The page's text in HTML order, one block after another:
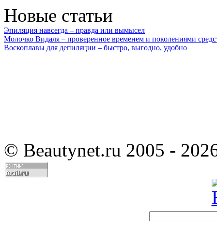
Новые статьи
Эпиляция навсегда – правда или вымысел
Молочко Видаля – проверенное временем и поколениями
Воскоплавы для депиляции – быстро, выгодно, удобно
© Beautynet.ru 2005 -